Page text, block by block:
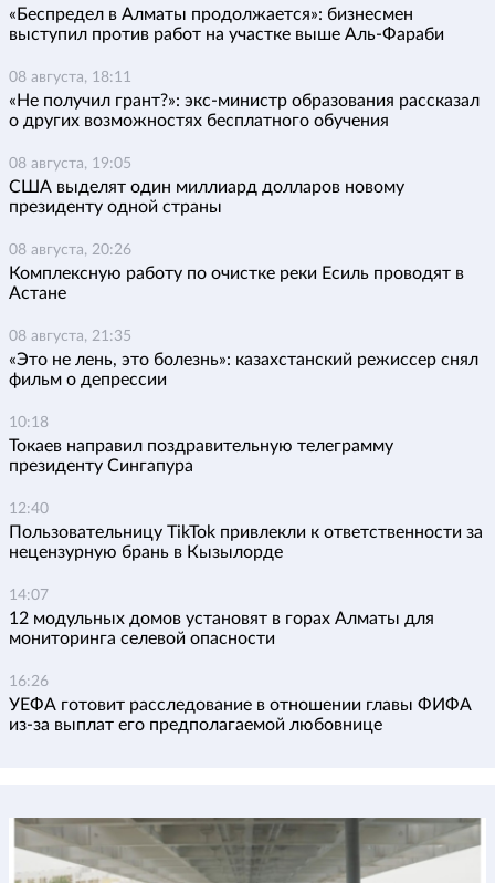
«Беспредел в Алматы продолжается»: бизнесмен
выступил против работ на участке выше Аль-Фараби
08 августа, 18:11
«Не получил грант?»: экс-министр образования рассказал
о других возможностях бесплатного обучения
08 августа, 19:05
США выделят один миллиард долларов новому
президенту одной страны
08 августа, 20:26
Комплексную работу по очистке реки Есиль проводят в
Астане
08 августа, 21:35
«Это не лень, это болезнь»: казахстанский режиссер снял
фильм о депрессии
10:18
Токаев направил поздравительную телеграмму
президенту Сингапура
12:40
Пользовательницу TikTok привлекли к ответственности за
нецензурную брань в Кызылорде
14:07
12 модульных домов установят в горах Алматы для
мониторинга селевой опасности
16:26
УЕФА готовит расследование в отношении главы ФИФА
из-за выплат его предполагаемой любовнице